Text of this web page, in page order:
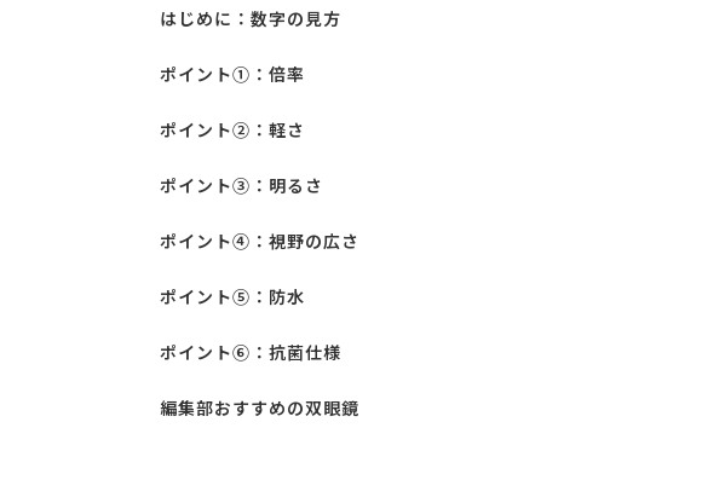
はじめに：数字の見方
ポイント①：倍率
ポイント②：軽さ
ポイント③：明るさ
ポイント④：視野の広さ
ポイント⑤：防水
ポイント⑥：抗菌仕様
編集部おすすめの双眼鏡